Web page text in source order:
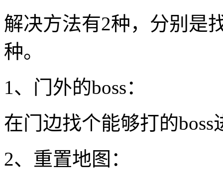
解决方法有2种，分别是
种。
1、门外的boss：
在门边找个能够打的
2、重置地图：